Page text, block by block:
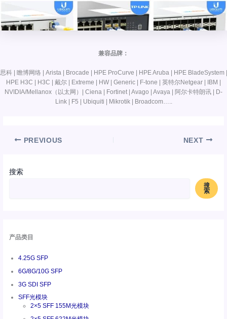
搜索
搜
索
产品类目
4.25G SFP
6G/8G/10G SFP
3G SDI SFP
SFF光模块
2×5 SFF 155M光模块
兼容品牌：
思科 | 瞻博网络 | Arista | Brocade | HPE ProCurve | HPE Aruba | HPE BladeSystem |
HPE H3C | H3C | 戴尔 | Extreme | HW | Generic | F-tone | 英特尔Netgear | IBM |
NVIDIA/Mellanox（以太网）| Ciena | Fortinet | Avago | Avaya | 阿尔卡特朗讯 | D-
Link | F5 | Ubiquiti | Mikrotik | Broadcom…..
PREVIOUS NEXT